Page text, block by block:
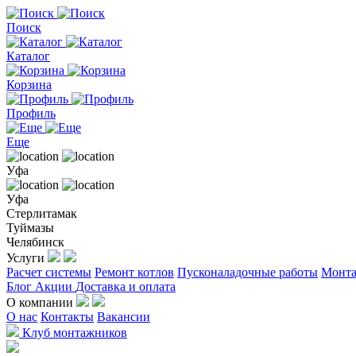
Поиск
Каталог
Корзина
Профиль
Еще
Уфа
Уфа
Стерлитамак
Туймазы
Челябинск
Услуги
Расчет системы Ремонт котлов Пусконаладочные работы
Блог Акции Доставка и оплата
О компании
О нас Контакты Вакансии
Клуб монтажников